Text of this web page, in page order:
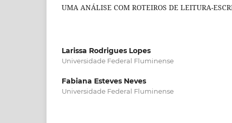
UMA ANÁLISE COM ROTEIROS DE LEITURA-
Larissa Rodrigues Lopes
Universidade Federal Fluminense
Fabiana Esteves Neves
Universidade Federal Fluminense